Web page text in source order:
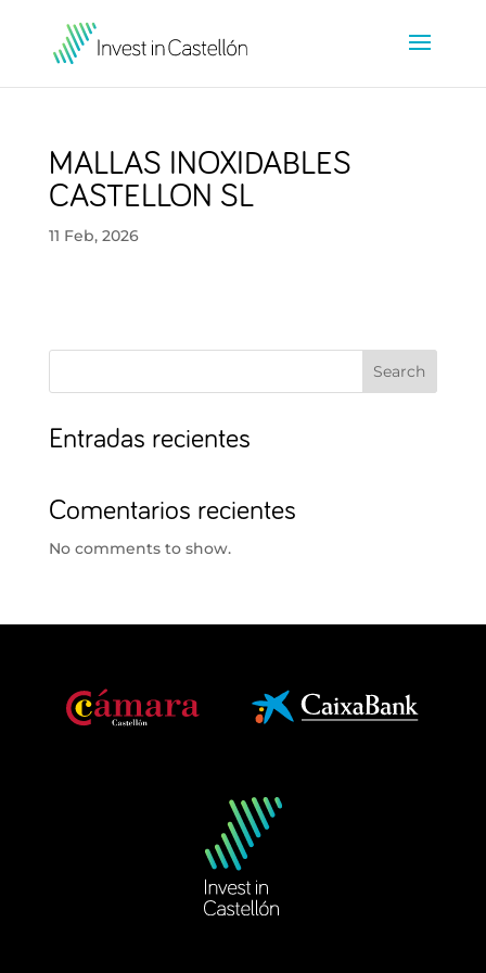
MALLAS INOXIDABLES
CASTELLON SL
11 Feb, 2026
Search
Entradas recientes
Comentarios recientes
No comments to show.